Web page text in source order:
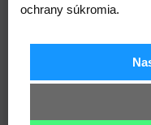
Skladom
ochrany súkromia.